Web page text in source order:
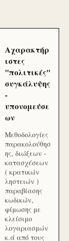
Αχαρακτήρ
ιστες
''πολιτικές''
συγκάλυψης
-
υπονομεύσε
ων
Μεθοδολογίες
παρακολούθησ
ης, διώξεων -
κατασχέσεων
( κρατικών
ληστειών )
παραβίασης
κωδικών,
φίμωσης με
κλείσιμο
λογαριασμών
κ.ά από τους